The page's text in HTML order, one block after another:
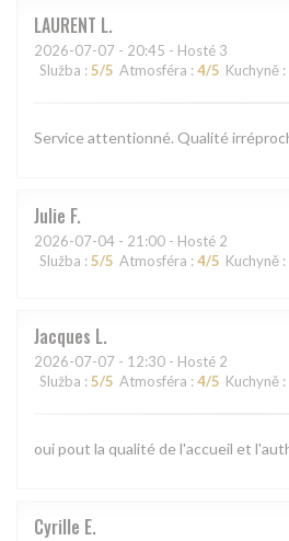
LAURENT L
2026-07-07 - 20:45 - Hosté 3
Služba : 5/5 Atmosféra : 4/5 Kuchyně :
Service attentionné. Qualité
Julie F
2026-07-04 - 21:00 - Hosté 2
Služba : 5/5 Atmosféra : 4/5 Kuchyně :
Jacques L
2026-07-07 - 12:30 - Hosté 2
Služba : 5/5 Atmosféra : 4/5 Kuchyně :
oui pout la qualité de l'accueil et
Cyrille E